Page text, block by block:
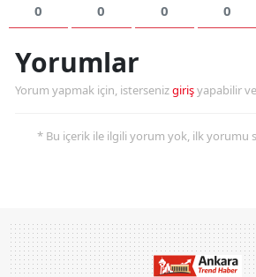
0 0 0 0
Yorumlar
Yorum yapmak için, istersenizgirişyapabilir
* Bu içerik ile ilgili yorum yok, ilk yorumu